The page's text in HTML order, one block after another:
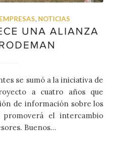
EMPRESAS, NOTICIAS
UNA ALIANZA
se sumó a la iniciativa de
a cuatro años que
de información sobre los
el intercambio
Buenos…